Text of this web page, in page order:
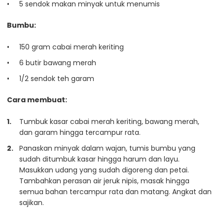
5 sendok makan minyak untuk menumis
Bumbu:
150 gram cabai merah keriting
6 butir bawang merah
1/2 sendok teh garam
Cara membuat:
Tumbuk kasar cabai merah keriting, bawang merah,
dan garam hingga tercampur rata.
Panaskan minyak dalam wajan, tumis bumbu yang
sudah ditumbuk kasar hingga harum dan layu.
Masukkan udang yang sudah digoreng dan petai.
Tambahkan perasan air jeruk nipis, masak hingga
semua bahan tercampur rata dan matang. Angkat dan
sajikan.